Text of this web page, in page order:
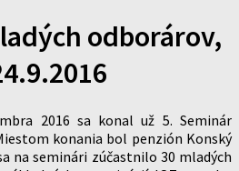
odborárov,
2016 sa konal už 5. Seminár
konania bol penzión Konský
na seminári zúčastnilo 30 mladých